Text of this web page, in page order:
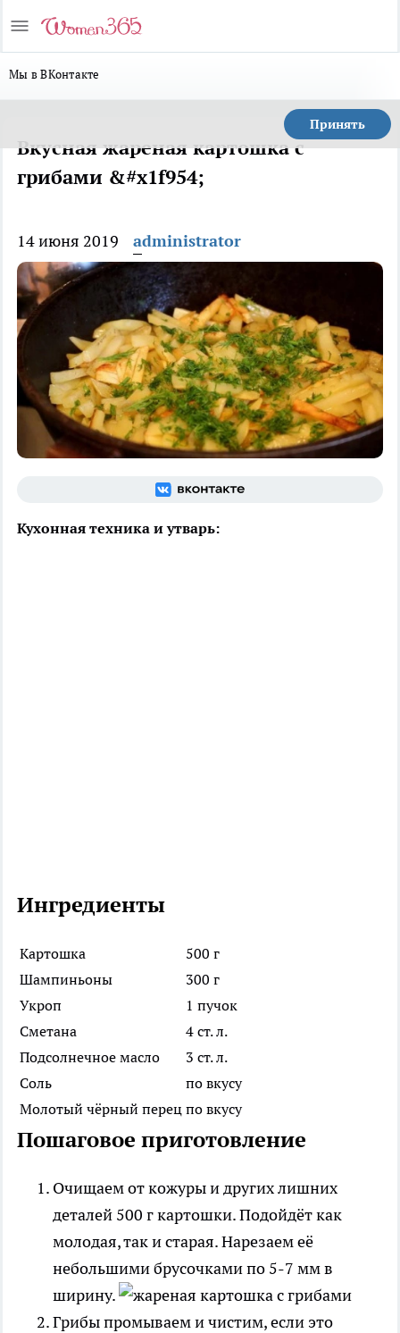
Мы в ВКонтакте
Принять
Вкусная жареная картошка с
грибами &#x1f954;
14 июня 2019 administrator
Кухонная техника и утварь:
Ингредиенты
Картошка
500 г
Шампиньоны
300 г
Укроп
1 пучок
Сметана
4 ст. л.
Подсолнечное масло
3 ст. л.
Соль
по вкусу
Молотый чёрный перец по вкусу
Пошаговое приготовление
Очищаем от кожуры и других лишних
деталей 500 г картошки. Подойдёт как
молодая, так и старая. Нарезаем её
небольшими брусочками по 5-7 мм в
ширину.
Грибы промываем и чистим, если это